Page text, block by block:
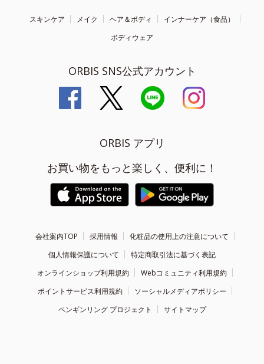
スキンケア メイク ヘア＆ボディ
インナーケア（食品）
ボディウェア
ORBIS SNS公式アカウント
ORBIS アプリ
お買い物をもっと楽しく、便利に！
会社案内TOP 採用情報
化粧品の使用上の注意について
個人情報保護について
特定商取引法に基づく表記
オンラインショップ利用規約
Webコミュニティ利用規約
ポイントサービス利用規約
ソーシャルメディアポリシー
ペンギンリング プロジェクト
サイトマップ